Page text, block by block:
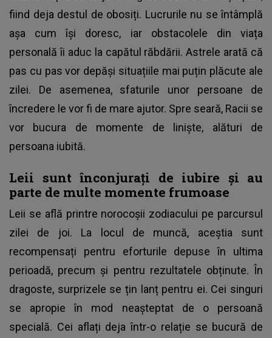
fiind deja destul de obosiți. Lucrurile nu se întâmplă
așa cum își doresc, iar obstacolele din viața
personală îi aduc la capătul răbdării. Astrele arată că
pas cu pas vor depăși situațiile mai puțin plăcute ale
zilei. De asemenea, sfaturile unor persoane de
încredere le vor fi de mare ajutor. Spre seară, Racii se
vor bucura de momente de liniște, alături de
persoana iubită.
Leii sunt înconjurați de iubire și au
parte de multe momente frumoase
Leii se află printre norocoșii zodiacului pe parcursul
zilei de joi. La locul de muncă, aceștia sunt
recompensați pentru eforturile depuse în ultima
perioadă, precum și pentru rezultatele obținute. În
dragoste, surprizele se țin lanț pentru ei. Cei singuri
se apropie în mod neașteptat de o persoană
specială. Cei aflați deja într-o relație se bucură de